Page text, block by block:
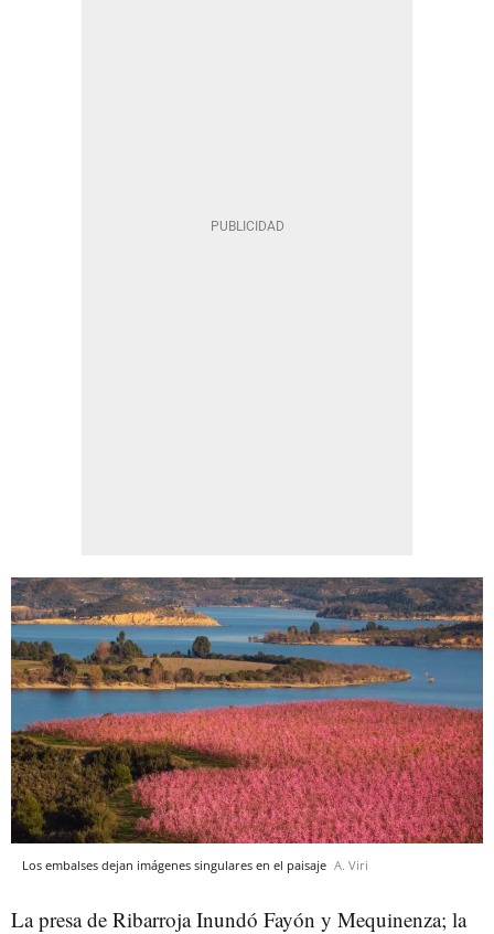
Los embalses dejan imágenes singulares en el paisaje A. Viri
La presa de Ribarroja Inundó Fayón y Mequinenza; la